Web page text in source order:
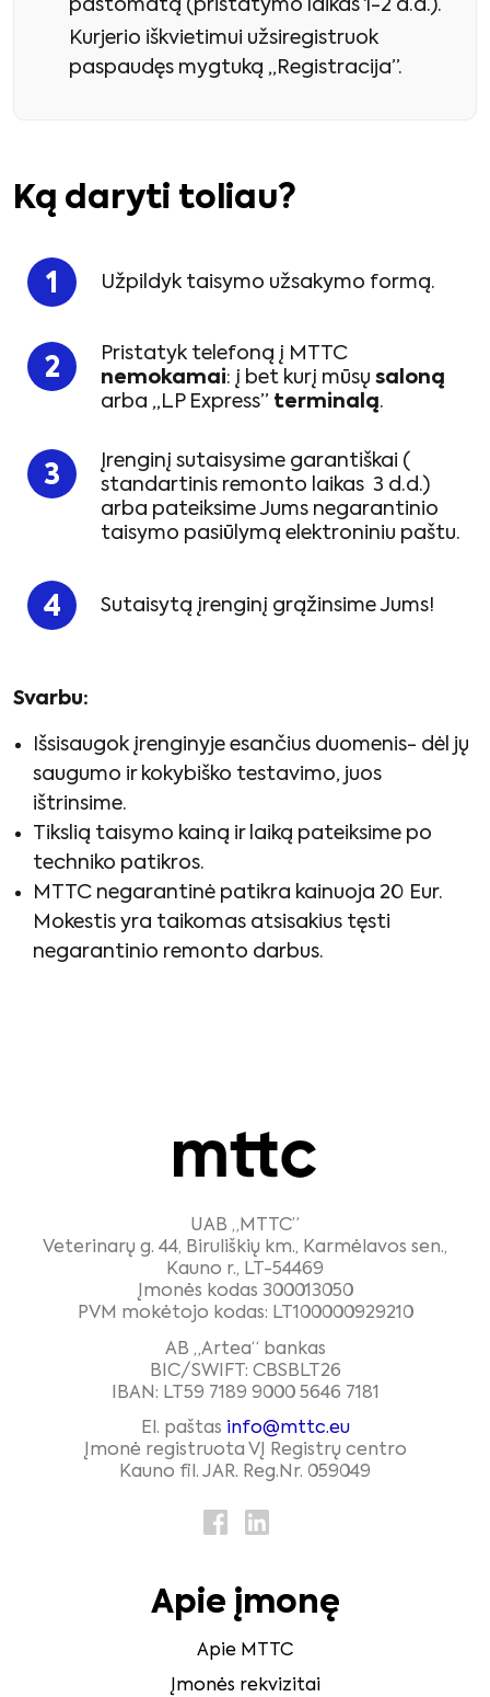
paštomatą (pristatymo laikas 1-2 d.d.).
Kurjerio iškvietimui užsiregistruok
paspaudęs mygtuką „Registracija”.
Ką daryti toliau?
Užpildyk taisymo užsakymo formą.
Pristatyk telefoną į MTTC
nemokamai: į bet kurį mūsų saloną
arba „LP Express” terminalą.
Įrenginį sutaisysime garantiškai (
standartinis remonto laikas 3 d.d.)
arba pateiksime Jums negarantinio
taisymo pasiūlymą elektroniniu paštu.
Sutaisytą įrenginį grąžinsime Jums!
Svarbu:
Išsisaugok įrenginyje esančius duomenis- dėl jų
saugumo ir kokybiško testavimo, juos
ištrinsime.
Tikslią taisymo kainą ir laiką pateiksime po
techniko patikros.
MTTC negarantinė patikra kainuoja 20 Eur.
Mokestis yra taikomas atsisakius tęsti
negarantinio remonto darbus.
UAB „MTTC”
Veterinarų g. 44, Biruliškių km., Karmėlavos sen.,
Kauno r., LT-54469
Įmonės kodas 300013050
PVM mokėtojo kodas: LT100000929210
AB „Artea“ bankas
BIC/SWIFT: CBSBLT26
IBAN: LT59 7189 9000 5646 7181
El. paštas info@mttc.eu
Įmonė registruota VĮ Registrų centro
Kauno fil. JAR. Reg.Nr. 059049
Apie įmonę
Apie MTTC
Įmonės rekvizitai